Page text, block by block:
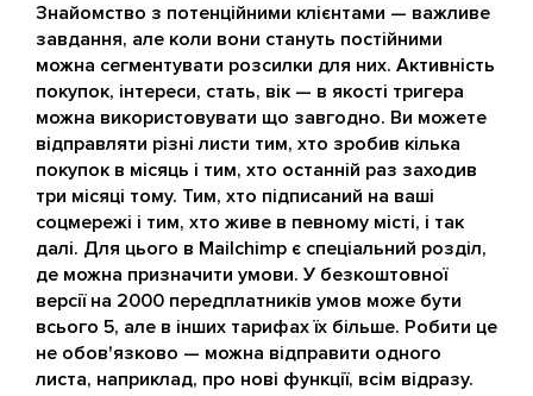
Знайомство з потенційними клієнтами — важливе
завдання, але коли вони стануть постійними
можна сегментувати розсилки для них. Активність
покупок, інтереси, стать, вік — в якості тригера
можна використовувати що завгодно. Ви можете
відправляти різні листи тим, хто зробив кілька
покупок в місяць і тим, хто останній раз заходив
три місяці тому. Тим, хто підписаний на ваші
соцмережі і тим, хто живе в певному місті, і так
далі. Для цього в Mailchimp є спеціальний розділ,
де можна призначити умови. У безкоштовної
версії на 2000 передплатників умов може бути
всього 5, але в інших тарифах їх більше. Робити це
не обов'язково — можна відправити одного
листа, наприклад, про нові функції, всім відразу.